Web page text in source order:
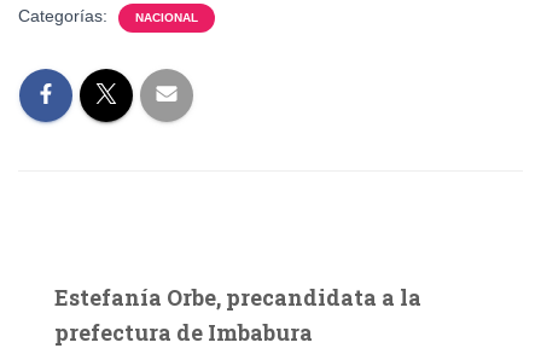
Categorías: NACIONAL
Estefanía Orbe, precandidata a la
prefectura de Imbabura